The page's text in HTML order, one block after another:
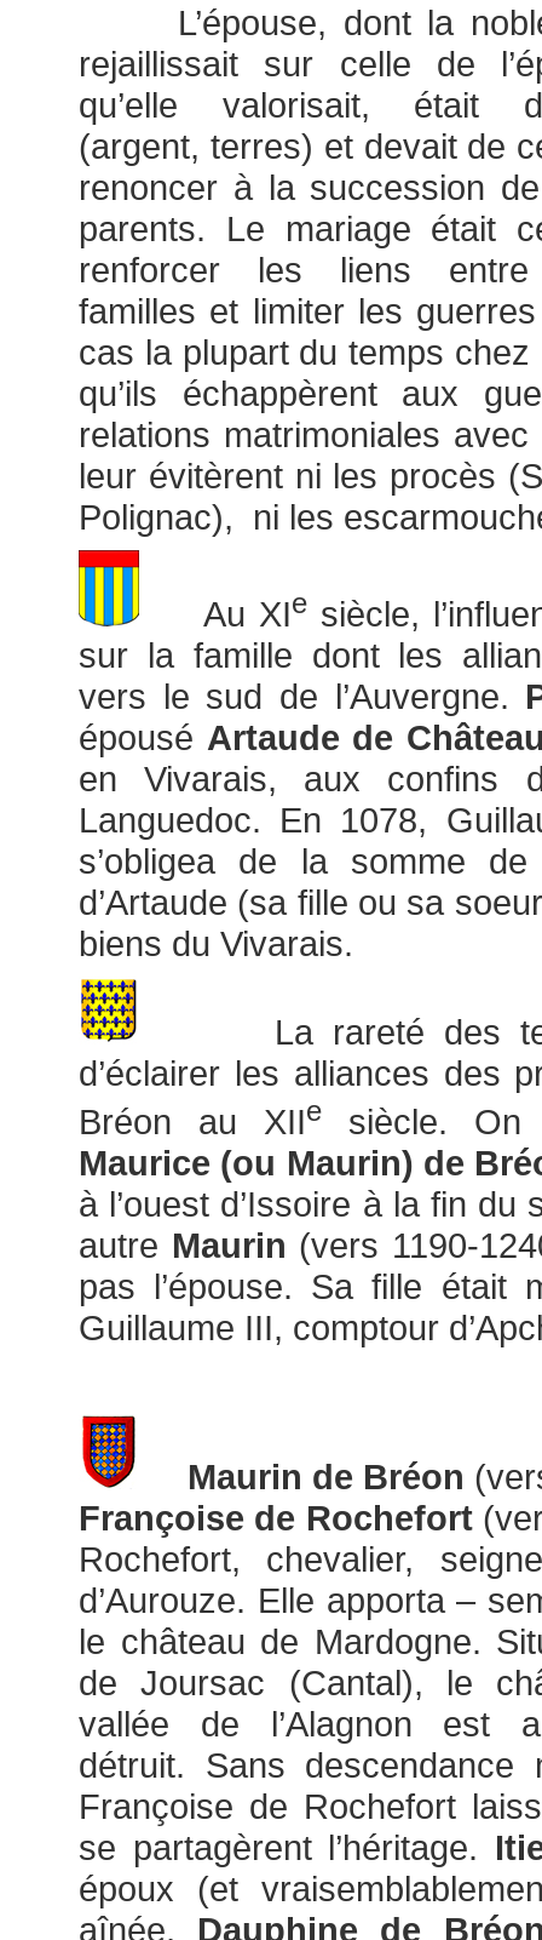
L’épouse, dont la
rejaillissait sur celle de
qu’elle valorisait, était
(argent, terres) et devait de
renoncer à la succession
parents. Le mariage était
renforcer les liens
familles et limiter les
cas la plupart du temps chez
qu’ils échappèrent aux
relations matrimoniales
leur évitèrent ni les procès
Polignac), ni les
Au XIe siècle,
sur la famille dont les
vers le sud de l’Auvergne.
épousé Artaude de
en Vivarais, aux confins
Languedoc. En 1078,
s’obligea de la somme
d’Artaude (sa fille ou sa
biens du Vivarais.
La rareté des
d’éclairer les alliances des
Bréon au XIIe
siècle. On
Maurice (ou Maurin) de
à l’ouest d’Issoire à la fin
autre Maurin (vers 1190-
pas l’épouse. Sa fille était
Guillaume III, comptour
Maurin de Bréon
Françoise de Rochefort
Rochefort, chevalier,
d’Aurouze. Elle apporta –
le château de Mardogne.
de Joursac (Cantal), le
vallée de l’Alagnon est
détruit. Sans descendance
Françoise de Rochefort
se partagèrent l’héritage.
époux (et
aînée, Dauphine de